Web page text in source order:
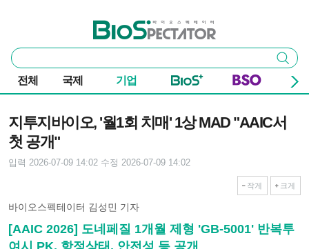
바이오스펙테이터
통
합
검
색
검색
전체 국제 기업
지투지바이오, '월1회 치매' 1상 MAD "AAIC서
첫 공개"
입력 2026-07-09 14:02 수정 2026-07-09 14:02
작게 크게
바이오스펙테이터 김성민 기자
[AAIC 2026] 도네페질 1개월 제형 'GB-5001' 반복투
여시 PK, 항정상태, 안전성 등 공개